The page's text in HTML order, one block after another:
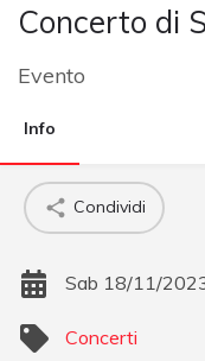
Concerto di
Evento
Info
Condividi
Sab 18/11/
Concerti